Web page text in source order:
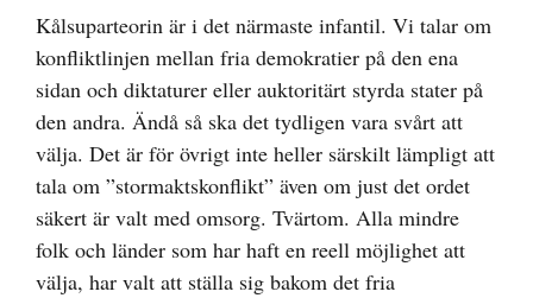
Kålsuparteorin är i det närmaste infantil. Vi talar om
konfliktlinjen mellan fria demokratier på den ena
sidan och diktaturer eller auktoritärt styrda stater på
den andra. Ändå så ska det tydligen vara svårt att
välja. Det är för övrigt inte heller särskilt lämpligt att
tala om ”stormaktskonflikt” även om just det ordet
säkert är valt med omsorg. Tvärtom. Alla mindre
folk och länder som har haft en reell möjlighet att
välja, har valt att ställa sig bakom det fria